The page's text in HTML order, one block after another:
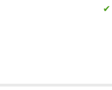
✔